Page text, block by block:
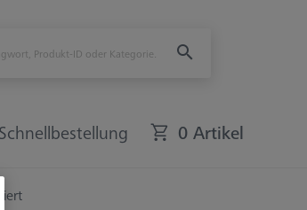
Schnellbestellung 0 Artikel